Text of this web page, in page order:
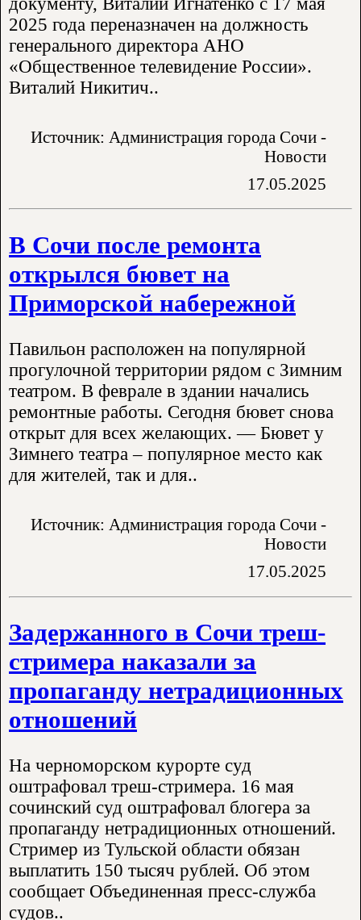
2025 года переназначен на должность
генерального директора АНО
«Общественное телевидение России».
Виталий Никитич..
Источник: Администрация города Сочи -
Новости
17.05.2025
В Сочи после ремонта
открылся бювет на
Приморской набережной
Павильон расположен на популярной
прогулочной территории рядом с Зимним
театром. В феврале в здании начались
ремонтные работы. Сегодня бювет снова
открыт для всех желающих. — Бювет у
Зимнего театра – популярное место как
для жителей, так и для..
Источник: Администрация города Сочи -
Новости
17.05.2025
Задержанного в Сочи треш-
стримера наказали за
пропаганду нетрадиционных
отношений
На черноморском курорте суд
оштрафовал треш-стримера. 16 мая
сочинский суд оштрафовал блогера за
пропаганду нетрадиционных отношений.
Стример из Тульской области обязан
выплатить 150 тысяч рублей. Об этом
сообщает Объединенная пресс-служба
судов..